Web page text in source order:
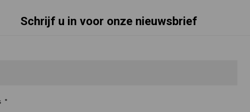
Schrijf u in voor onze nieuwsbrief
*